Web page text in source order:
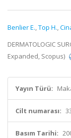
Benlier E.,Top H.,
DERMATOLOGIC
Expanded, Scopus)
Yayın Türü:
Cilt numarası:
Basım Tarihi: